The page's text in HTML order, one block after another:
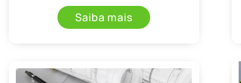
Saiba mais